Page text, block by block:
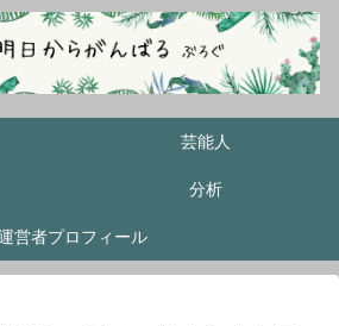
芸能人
分析
営者プロフィール